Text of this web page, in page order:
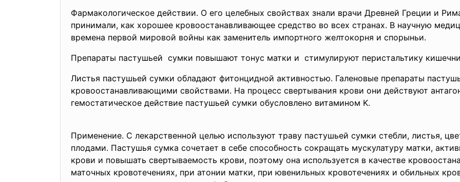
Фармакологическое действии. О его целебных свойствах знали врачи Древней Греции и
принимали, как хорошее кровоостанавливающее средство во всех странах. В научную
времена первой мировой войны как заменитель импортного желтокорня и спорыньи.
Препараты пастушьей сумки повышают тонус матки и стимулируют перистальтику
Листья пастушьей сумки обладают фитонцидной активностью. Галеновые препараты
кровоостанавливающими свойствами. На процесс свертывания крови они действуют
гемостатическое действие пастушьей сумки обусловлено витамином K.
Применение. С лекарственной целью используют траву пастушьей сумки стебли, листья,
плодами. Пастушья сумка сочетает в себе способность сокращать мускулатуру матки,
крови и повышать свертываемость крови, поэтому она используется в качестве
маточных кровотечениях, при атонии матки, при ювенильных кровотечениях и обильных